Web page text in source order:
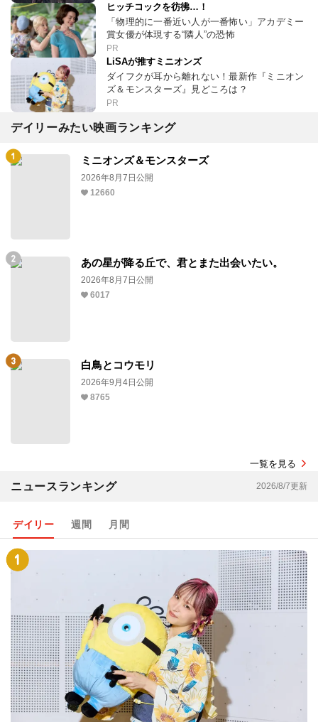
ヒッチコックを彷彿…！
「物理的に一番近い人が一番怖い」アカデミー
賞女優が体現する“隣人”の恐怖
PR
LiSAが推すミニオンズ
ダイフクが耳から離れない！最新作『ミニオン
ズ＆モンスターズ』見どころは？
PR
デイリーみたい映画ランキング
ミニオンズ＆モンスターズ
2026年8月7日公開
12660
あの星が降る丘で、君とまた出会いたい。
2026年8月7日公開
6017
白鳥とコウモリ
2026年9月4日公開
8765
一覧を見る
ニュースランキング 2026/8/7更新
デイリー 週間 月間